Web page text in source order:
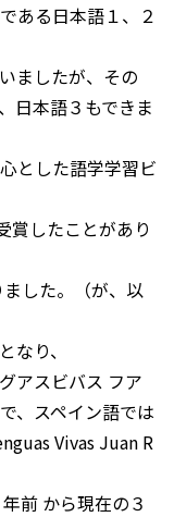
ある日本語１、２
ましたが、その
日本語３もできま
とした語学学習ビ
賞したことがあり
した。（が、以
なり、
アスビバス フア
、スペイン語では
Vivas Juan R
前 から現在の３